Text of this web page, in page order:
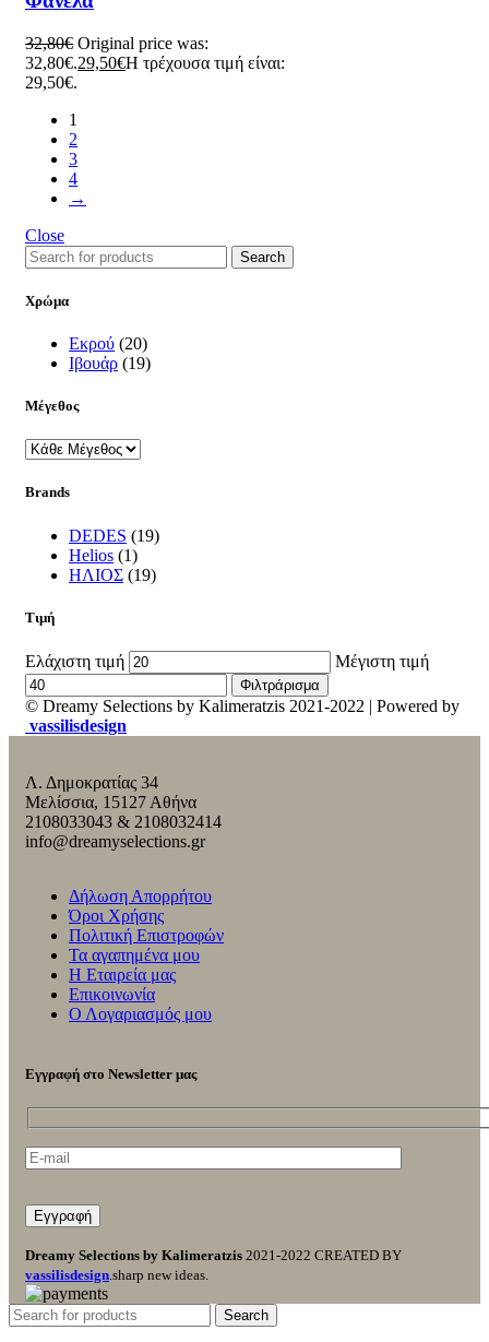
Close
Search
Χρώμα
Εκρού (20)
Ιβουάρ (19)
Μέγεθος
Brands
DEDES (19)
Helios (1)
ΗΛΙΟΣ (19)
Τιμή
Ελάχιστη τιμή Μέγιστη τιμή
Φιλτράρισμα
© Dreamy Selections by Kalimeratzis 2021-2022 | Powered by
vassilisdesign
32,80€ Original price was:
32,80€.29,50€Η τρέχουσα τιμή είναι:
29,50€.
1
2
3
4
→
Λ. Δημοκρατίας 34
Μελίσσια, 15127 Αθήνα
2108033043 & 2108032414
info@dreamyselections.gr
Δήλωση Απορρήτου
Όροι Χρήσης
Πολιτική Επιστροφών
Τα αγαπημένα μου
Η Εταιρεία μας
Επικοινωνία
Ο Λογαριασμός μου
Εγγραφή στο Newsletter μας
Dreamy Selections by Kalimeratzis 2021-2022 CREATED BY
vassilisdesign .sharp new ideas.
Search